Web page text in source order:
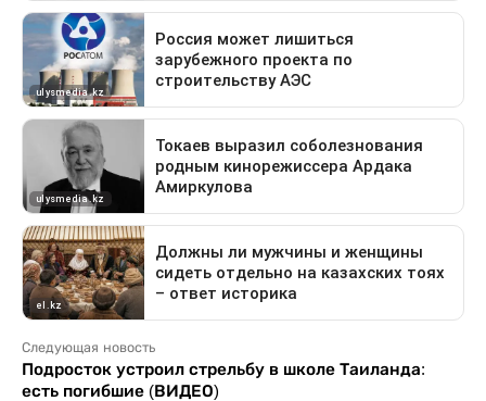
Следующая новость
Подросток устроил стрельбу в школе Таиланда:
есть погибшие (ВИДЕО)